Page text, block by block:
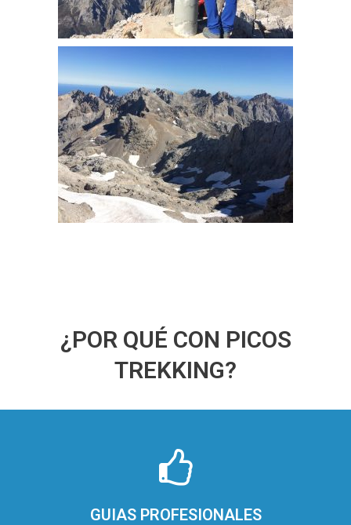
¿POR QUÉ CON PICOS
TREKKING?
GUIAS PROFESIONALES